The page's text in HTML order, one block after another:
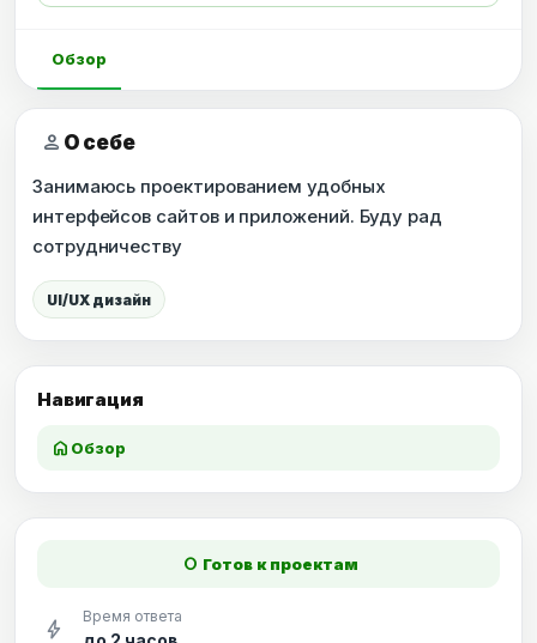
Навигация
home Обзор
Обзор
person О себе
Занимаюсь проектированием удобных
интерфейсов сайтов и приложений. Буду рад
сотрудничеству
UI/UX дизайн
fiber_manual_record Готов к проектам
bolt Время ответа